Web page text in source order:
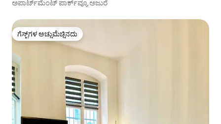
ಅಪಾರ್ಟ್‌ಮೆಂಟ್ ಪಾರ್ಕ್‌ವ್ಯೂ ಅಜುರೆ
ಗೆಸ್ಟ್‌ಗಳ ಅಚ್ಚುಮೆಚ್ಚಿನದು
ಗೆಸ್ಟ್‌ಗಳ ಅಚ್ಚುಮೆಚ್ಚಿನದು